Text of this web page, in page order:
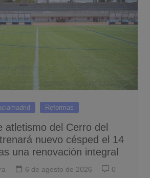
Reformas
atletismo del Cerro del
nuevo césped el 14
una renovación integral
6 de agosto de 2026 0